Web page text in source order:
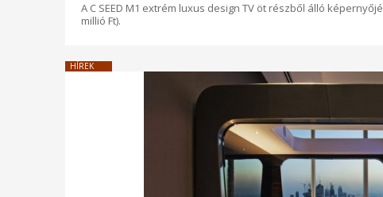
A C SEED M1 extrém luxus design TV öt részből álló
millió Ft).
HÍREK